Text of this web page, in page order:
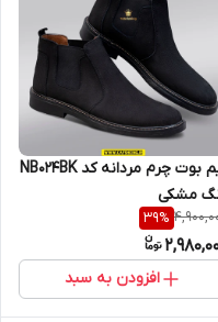
نیم بوت چرم مردانه کد NB024BK
مشکی
39%
افزودن به سبد